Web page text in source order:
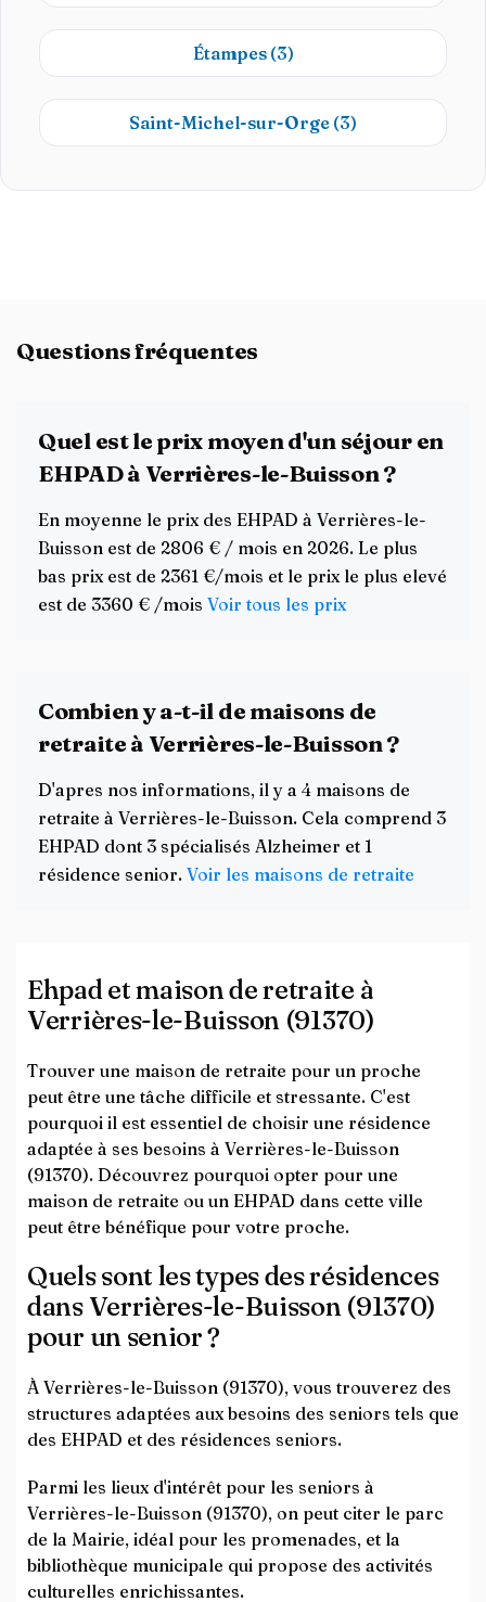
Étampes (3)
Saint-Michel-sur-Orge (3)
Questions fréquentes
Quel est le prix moyen d'un séjour en
EHPAD à Verrières-le-Buisson ?
En moyenne le prix des EHPAD à Verrières-le-
Buisson est de 2806 € / mois en 2026. Le plus
bas prix est de 2361 €/mois et le prix le plus elevé
est de 3360 € /mois Voir tous les prix
Combien y a-t-il de maisons de
retraite à Verrières-le-Buisson ?
D'apres nos informations, il y a 4 maisons de
retraite à Verrières-le-Buisson. Cela comprend 3
EHPAD dont 3 spécialisés Alzheimer et 1
résidence senior. Voir les maisons de retraite
Ehpad et maison de retraite à
Verrières-le-Buisson (91370)
Trouver une maison de retraite pour un proche
peut être une tâche difficile et stressante. C'est
pourquoi il est essentiel de choisir une résidence
adaptée à ses besoins à Verrières-le-Buisson
(91370). Découvrez pourquoi opter pour une
maison de retraite ou un EHPAD dans cette ville
peut être bénéfique pour votre proche.
Quels sont les types des résidences
dans Verrières-le-Buisson (91370)
pour un senior ?
À Verrières-le-Buisson (91370), vous trouverez des
structures adaptées aux besoins des seniors tels que
des EHPAD et des résidences seniors.
Parmi les lieux d'intérêt pour les seniors à
Verrières-le-Buisson (91370), on peut citer le parc
de la Mairie, idéal pour les promenades, et la
bibliothèque municipale qui propose des activités
culturelles enrichissantes.